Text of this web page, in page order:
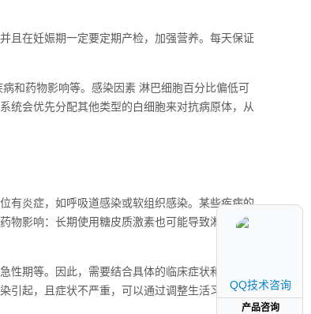
且在妊娠期一定要定期产检，加强营养。每天保证
和药物影响等。感染因素 淋巴细胞百分比偏低可
统会优先分配其他类型的白细胞来对抗病原体，从
有炎症，如呼吸道感染或软组织感染。某些疾病的
影响：长期使用糖皮质激素也可能导致淋巴细胞
期等。因此，需要结合具体的临床症状和其他血
引起，且症状不严重，可以通过调整生活习惯来改QQ技术咨询
产品咨询
QQ技术咨询
产品咨询